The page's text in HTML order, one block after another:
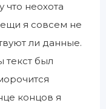
что неохота
я совсем не
ли данные.
текст был
концов я